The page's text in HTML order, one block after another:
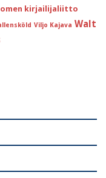
kirjailijaliitto
Viljo Kajava Walt